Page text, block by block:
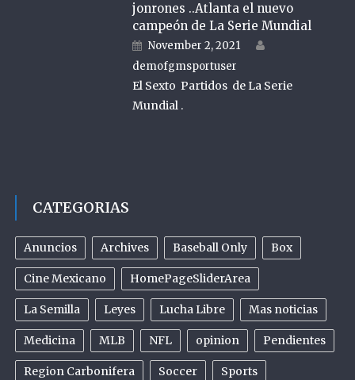
jonrones ..Atlanta el nuevo
campeón de La Serie Mundial
Posted on
November 2, 2021
demofgmsportuser
El Sexto Partidos de La Serie
Mundial .
CATEGORIAS
Anuncios Archives Baseball Only Box
Cine Mexicano HomePageSliderArea
La Semilla Leyes Lucha Libre Mas noticias
Medicina MLB NFL opinion Pendientes
Region Carbonifera Soccer Sports